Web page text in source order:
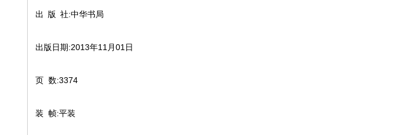
出 版 社:中华书局
出版日期:2013年11月01日
页 数:3374
装 帧:平装